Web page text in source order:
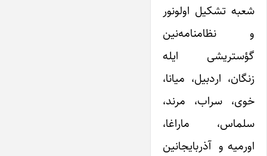
شعبه تشکیل اولونور
و نظامنامه‌نین
گؤستریشی ایله
زنگان، اردبیل، میانا،
خوی، سراب، مرند،
سلماس، ماراغا،
اورمیه‌ و آذربایجانین